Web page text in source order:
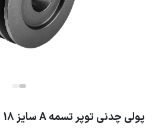
پولی چدنی توپر تسمه A سایز 18 ساده (بدون نافی)